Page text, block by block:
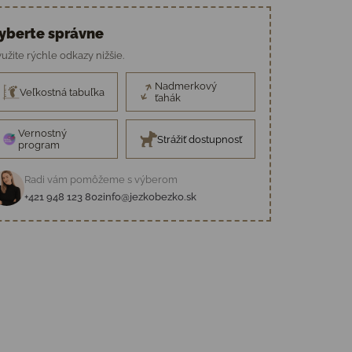
správne
rýchle odkazy nižšie.
Veľkostná tabuľka
Nadmerkový
ťahák
Vernostný
program
Strážiť dostupnosť
Radi vám pomôžeme s výberom
+421 948 123 802info@jezkobezko.sk